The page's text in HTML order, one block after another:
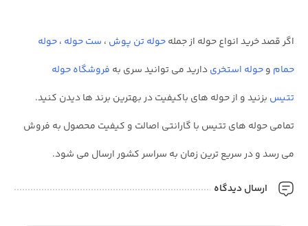
اگر قصد خرید انواع حوله از جملهحوله تن پوش ، ست حوله ،حوله
حمام وحوله استخریدارید می توانید سری به فروشگاه حوله
تتیس بزنید و از حوله های باکیفیت در بهترین برند ها دیدن کنید.
تمامی حوله های تتیس با گارانتی اصالت و کیفیت محصول به فروش
می رسد و در سریع ترین زمان به سراسر کشور ارسال می شود.
ارسال دیدگاه